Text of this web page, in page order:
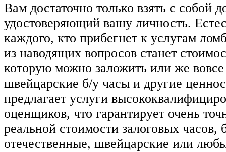
Вам достаточно только взять с собой
удостоверяющий вашу личность.
каждого, кто прибегнет к услугам
из наводящих вопросов станет
которую можно заложить или же вовсе
швейцарские б/у часы и другие
предлагает услуги
оценщиков, что гарантирует очень
реальной стоимости залоговых часов,
отечественные, швейцарские или